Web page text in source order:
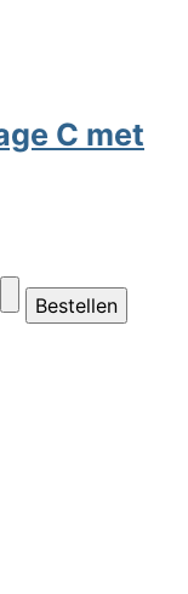
C met